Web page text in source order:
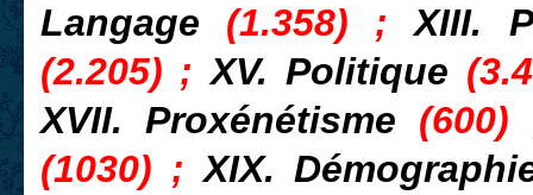
Langage (1.358) ;XIII.
(2.205) ;XV. Politique
XVII. Proxénétisme
(1030) ;XIX.